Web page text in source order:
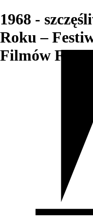
1968 -
Roku –
Filmów